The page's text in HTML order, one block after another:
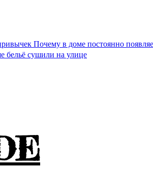
Почему в доме постоянно
бельё сушили на улице